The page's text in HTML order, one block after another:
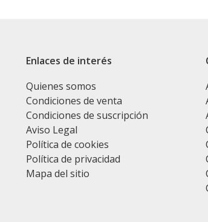
Enlaces de interés
Quienes somos
Condiciones de venta
Condiciones de suscripción
Aviso Legal
Política de cookies
Política de privacidad
Mapa del sitio